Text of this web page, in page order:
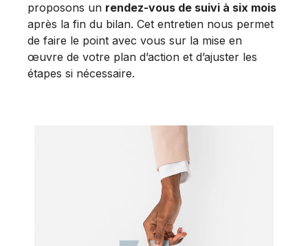
proposons un rendez-vous de suivi à six mois
après la fin du bilan. Cet entretien nous permet
de faire le point avec vous sur la mise en
œuvre de votre plan d’action et d’ajuster les
étapes si nécessaire.